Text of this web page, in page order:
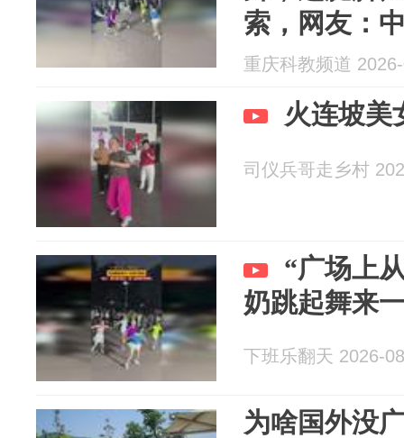
索，网友：
调
重庆科教频道
火连坡美
司仪兵哥走乡村
“广场上
奶跳起舞来
下班乐翻天 2026-
为啥国外没